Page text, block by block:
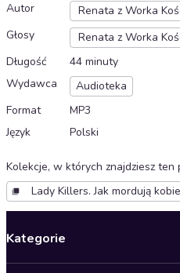
Autor
Renata z Worka
Głosy
Renata z Worka
Długość
44 minuty
Wydawca
Audioteka
Format
MP3
Język
Polski
Kolekcje, w których znajdziesz ten
Lady Killers. Jak mordują
Kategorie